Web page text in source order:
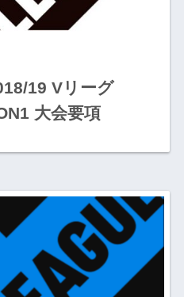
19 Vリーグ
大会要項